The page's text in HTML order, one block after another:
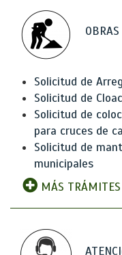
Solicitud de
Solicitud de
Solicitud de
para cruces de
Solicitud de
municipales
MÁS TRÁMITES